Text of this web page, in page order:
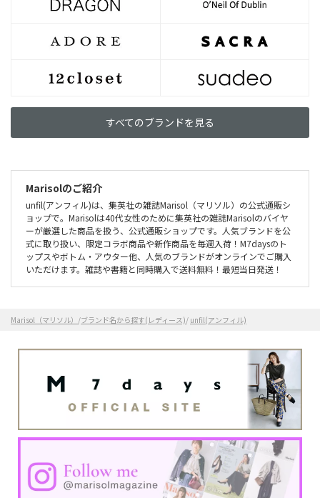
すべてのブランドを見る
Marisolのご紹介
unfil(アンフィル)は、集英社の雑誌Marisol（マリソル）の公式通販シ
ョップで。Marisolは40代女性のために集英社の雑誌Marisolのバイヤ
ーが厳選した商品を扱う、公式通販ショップです。人気ブランドを公
式に取り扱い、限定コラボ商品や新作商品を毎週入荷！M7daysのト
ップスやボトム・アウター他、人気のブランドがオンラインでご購入
いただけます。雑誌や書籍と同時購入で送料無料！最短当日発送！
Marisol（マリソル） /ブランド名から探す(レディース)/ unfil(アンフィル)